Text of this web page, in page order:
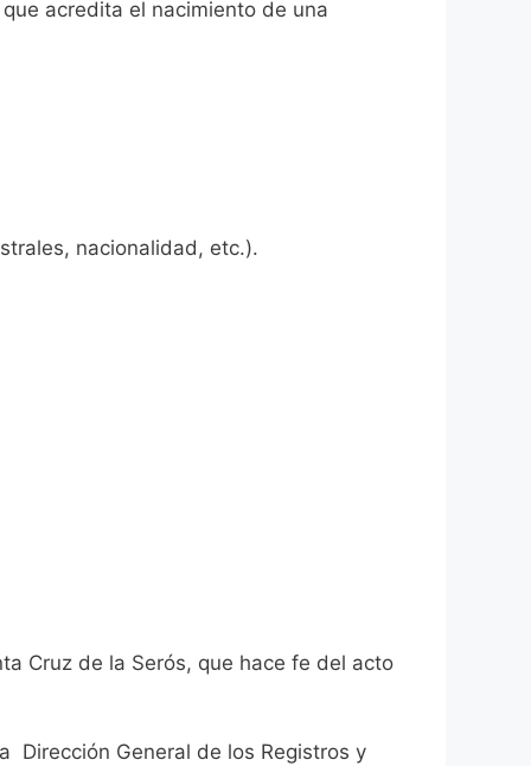
acredita el nacimiento de una
nacionalidad, etc.).
Cruz de la Serós, que hace fe del acto
Dirección General de los Registros y